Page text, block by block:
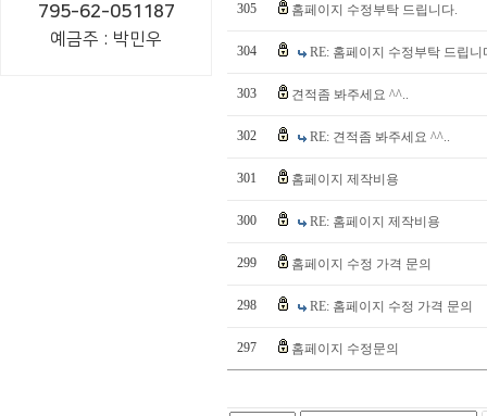
795-62-051187
예금주 : 박민우
305 홈페이지 수정부탁 드립니다.
304 RE: 홈페이지 수정부탁 드립니
303 견적좀 봐주세요 ^^..
302 RE: 견적좀 봐주세요 ^^..
301 홈페이지 제작비용
300 RE: 홈페이지 제작비용
299 홈페이지 수정 가격 문의
298 RE: 홈페이지 수정 가격 문의
297 홈페이지 수정문의